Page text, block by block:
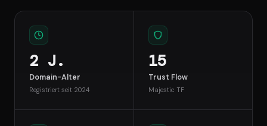
2 J.
Domain-Alter
Registriert seit 2024
15
Trust Flow
Majestic TF